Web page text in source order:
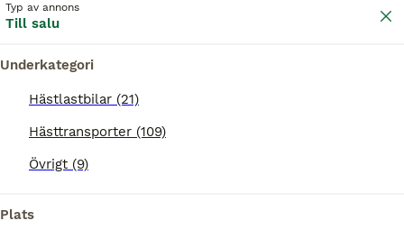
Typ av annons
Till salu
Underkategori
Hästlastbilar (21)
Hästtransporter (109)
Övrigt (9)
Plats
Denna annons är inte längre tillgänglig.
Vi har omdirigerat dig till sökresultat med liknande